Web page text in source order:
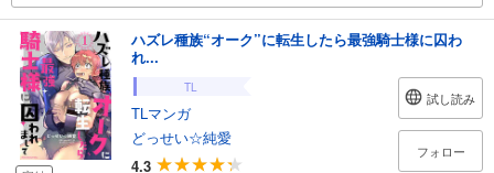
ハズレ種族“オーク”に転生したら最強騎士様に囚わ
れ...
TL
TLマンガ
どっせい☆純愛
4.3
試し読み
フォロー